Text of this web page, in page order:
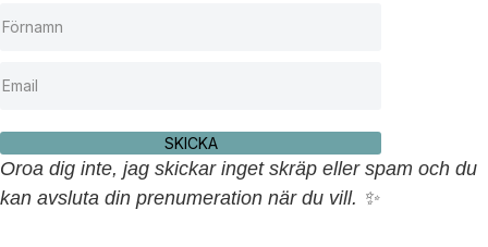
SKICKA
Oroa dig inte, jag skickar inget skräp eller spam och du
kan avsluta din prenumeration när du vill. ✨